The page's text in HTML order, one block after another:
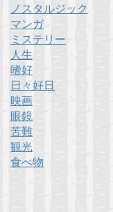
ノスタルジック
マンガ
ミステリー
人生
嗜好
日々好日
映画
眼鏡
苦難
観光
食べ物